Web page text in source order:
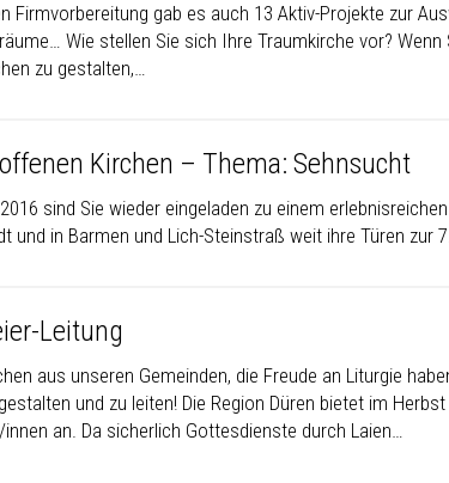
Firmvorbereitung gab es auch 13 Aktiv-Projekte zur
Wie stellen Sie sich Ihre Traumkirche vor?
zu gestalten,…
Kirchen – Thema: Sehnsucht
sind Sie wieder eingeladen zu einem
und in Barmen und Lich-Steinstraß weit ihre Türen zur
Leitung
aus unseren Gemeinden, die Freude an Liturgie
und zu leiten! Die Region Düren bietet im
an. Da sicherlich Gottesdienste durch Laien…